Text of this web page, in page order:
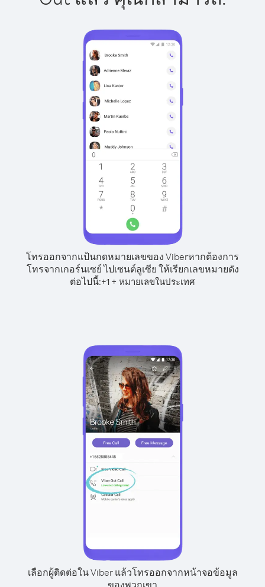
โทรออกจากแป้นกดหมายเลขของ Viberหากต้องการ
โทรจากเกอร์นเซย์ ไปเซนต์ลูเซีย ให้เรียกเลขหมายดัง
ต่อไปนี้:+1 + หมายเลขในประเทศ
เลือกผู้ติดต่อใน Viber แล้วโทรออกจากหน้าจอข้อมูล
ของพวกเขา